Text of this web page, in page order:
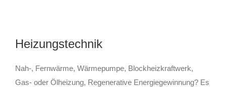
Heizungstechnik
Nah-, Fernwärme, Wärmepumpe, Blockheizkraftwerk,
Gas- oder Ölheizung, Regenerative Energiegewinnung? Es